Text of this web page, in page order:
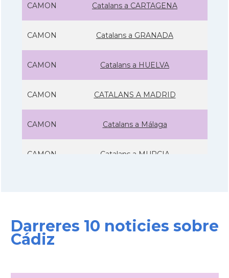
CAMON Catalans a CARTAGENA
CAMON Catalans a GRANADA
CAMON Catalans a HUELVA
CAMON CATALANS A MADRID
CAMON Catalans a Málaga
CAMON Catalans a MURCIA
CAMON
CAMON Catalans a VALLADOLID
Darreres 10 noticies sobre
Cádiz